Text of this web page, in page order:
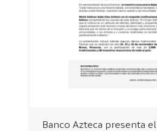
Banco Azteca presenta el